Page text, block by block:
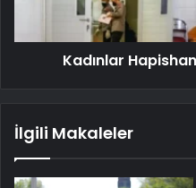
Kadınlar
İlgili Makaleler